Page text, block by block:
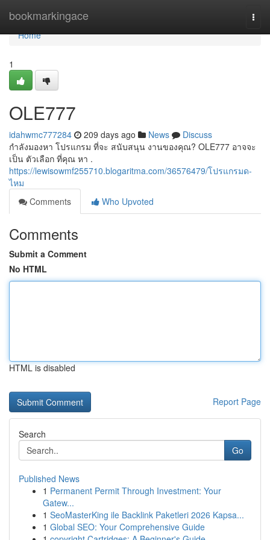
bookmarkingace
Home
Home
1
OLE777
idahwmc777284 209 days ago News
Discuss
กำลังมองหา โปรแกรม ที่จะ สนับสนุน งานของคุณ? OLE777 อาจจะ
เป็น ตัวเลือก ที่คุณ หา .
https://lewisowmf255710.blogaritma.com/36576479/โปรแกรมด-
ไหม
Comments
Who Upvoted
Comments
Submit a Comment
No HTML
HTML is disabled
Report Page
Search
Go
Published News
1 Permanent Permit Through Investment: Your
Gatew...
1 SeoMasterKing ile Backlink Paketleri 2026 Kapsa...
1 Global SEO: Your Comprehensive Guide